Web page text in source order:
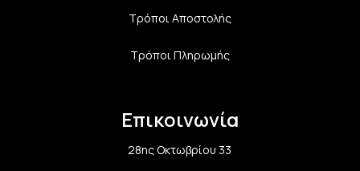
Τρόποι Αποστολής
Τρόποι Πληρωμής
Επικοινωνία
28ης Οκτωβρίου 33